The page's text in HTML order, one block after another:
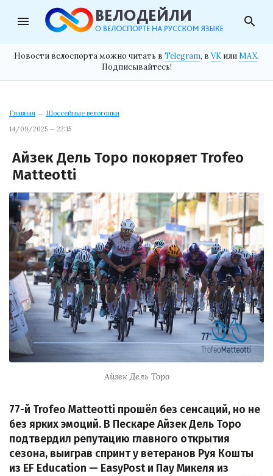
menu search
Новости велоспорта можно читать в Telegram, в VK илиMAX.
Подписывайтесь!
Главная → Шоссейные велогонки
14/09/2025 — 22:15
Айзек Дель Торо покоряет Trofeo
Matteotti
Айзек Дель Торо
77-й Trofeo Matteotti прошёл без сенсаций, но не
без ярких эмоций. В Пескаре Айзек Дель Торо
подтвердил репутацию главного открытия
сезона, выиграв спринт у ветеранов Руя Кошты
из EF Education — EasyPost и Пау Микеля из